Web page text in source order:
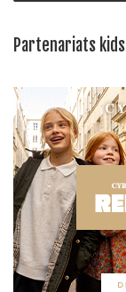
Partenariats kids